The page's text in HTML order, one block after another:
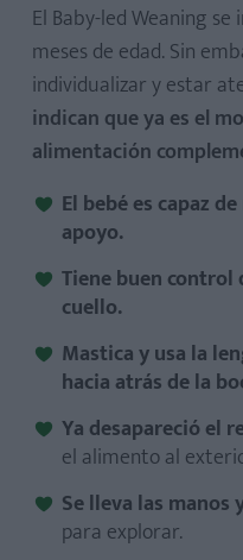
El Baby-led Weaning
meses de edad. Sin
individualizar y estar
indican que ya es el
alimentación
El bebé es capaz
apoyo.
Tiene buen control
cuello.
Mastica y usa la
hacia atrás de la
Ya desapareció el
el alimento al
Se lleva las manos
para explorar.